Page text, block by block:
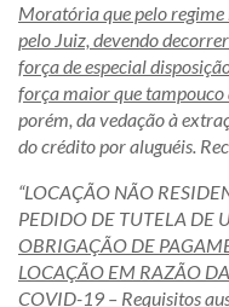
Moratória que pelo regime
pelo Juiz, devendo
força de especial
força maior que
porém, da vedação à
do crédito por aluguéis.
“LOCAÇÃO NÃO
PEDIDO DE TUTELA DE
OBRIGAÇÃO DE
LOCAÇÃO EM RAZÃO
COVID-19 – Requisitos